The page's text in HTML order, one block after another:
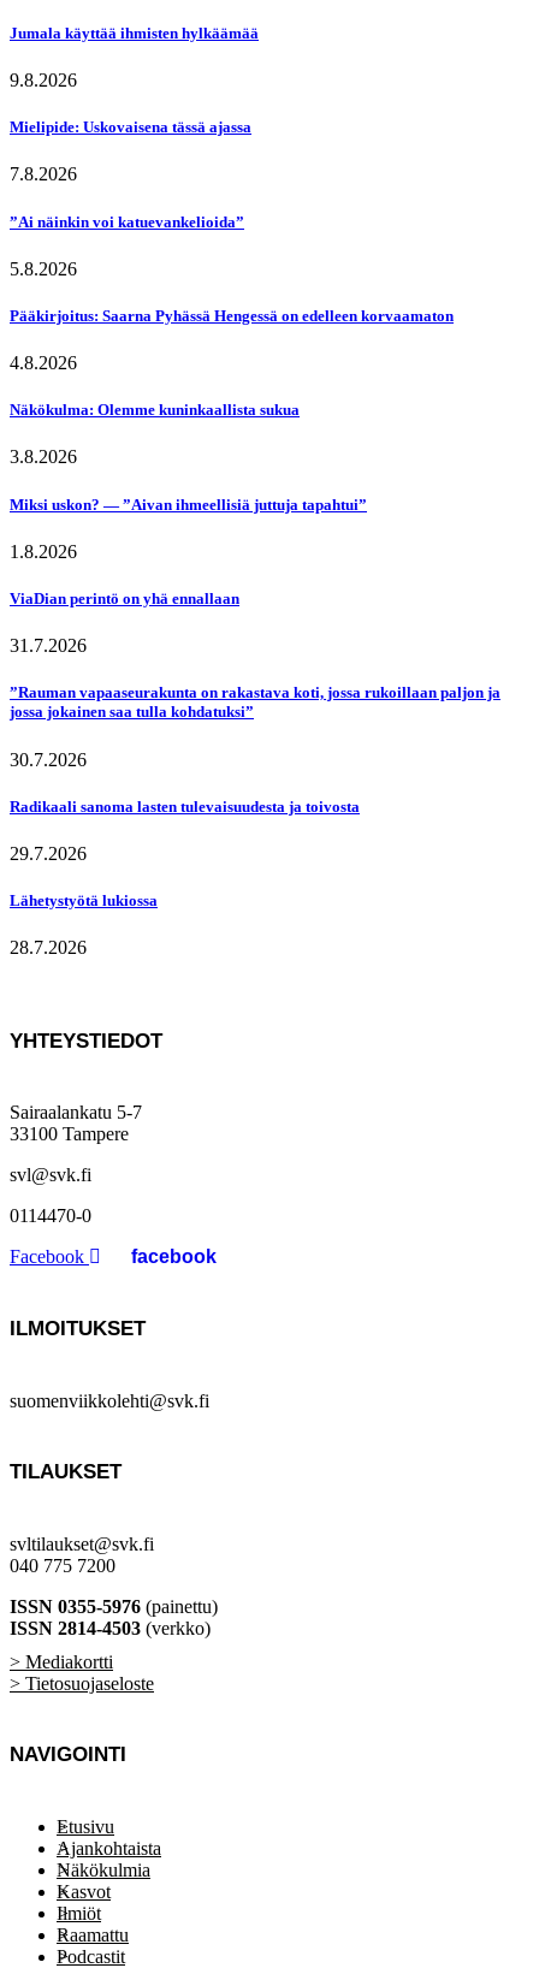
Jumala käyttää ihmisten hylkäämää
9.8.2026
Mielipide: Uskovaisena tässä ajassa
7.8.2026
”Ai näinkin voi katuevankelioida”
5.8.2026
Pääkirjoitus: Saarna Pyhässä Hengessä on edelleen korvaamaton
4.8.2026
Näkökulma: Olemme kuninkaallista sukua
3.8.2026
Miksi uskon? — ”Aivan ihmeellisiä juttuja tapahtui”
1.8.2026
ViaDian perintö on yhä ennallaan
31.7.2026
”Rauman vapaaseurakunta on rakastava koti, jossa rukoillaan paljon ja
jossa jokainen saa tulla kohdatuksi”
30.7.2026
Radikaali sanoma lasten tulevaisuudesta ja toivosta
29.7.2026
Lähetystyötä lukiossa
28.7.2026
YHTEYSTIEDOT
Sairaalankatu 5-7
33100 Tampere
svl@svk.fi
0114470-0
Facebook
ILMOITUKSET
suomenviikkolehti@svk.fi
TILAUKSET
svltilaukset@svk.fi
040 775 7200
ISSN 0355-5976 (painettu)
ISSN 2814-4503 (verkko)
> Mediakortti
> Tietosuojaseloste
NAVIGOINTI
Etusivu
Ajankohtaista
Näkökulmia
Kasvot
Ilmiöt
Raamattu
Podcastit